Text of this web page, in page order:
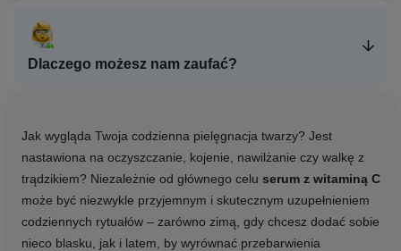
Jak wygląda Twoja codzienna pielęgnacja twarzy? Jest
nastawiona na oczyszczanie, kojenie, nawilżanie czy walkę z
trądzikiem? Niezależnie od głównego celu serum z witaminą C
może być niezwykle przyjemnym i skutecznym uzupełnieniem
codziennych rytuałów – zarówno zimą, gdy chcesz dodać sobie
nieco blasku, jak i latem, by wyrównać przebarwienia
Dlaczego możesz nam zaufać?